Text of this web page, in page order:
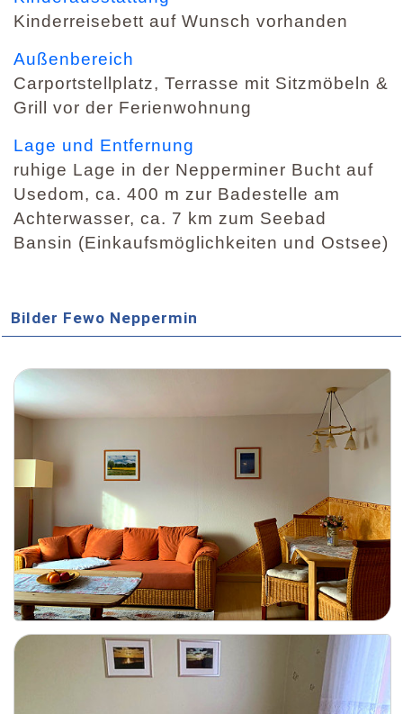
Kinderreisebett auf Wunsch vorhanden
Außenbereich
Carportstellplatz, Terrasse mit Sitzmöbeln &
Grill vor der Ferienwohnung
Lage und Entfernung
ruhige Lage in der Nepperminer Bucht auf
Usedom, ca. 400 m zur Badestelle am
Achterwasser, ca. 7 km zum Seebad
Bansin (Einkaufsmöglichkeiten und Ostsee)
Bilder Fewo Neppermin